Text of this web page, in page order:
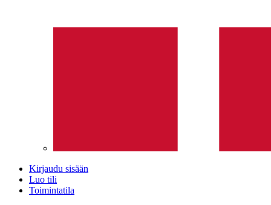
Kirjaudu sisään
Luo tili
Toimintatila